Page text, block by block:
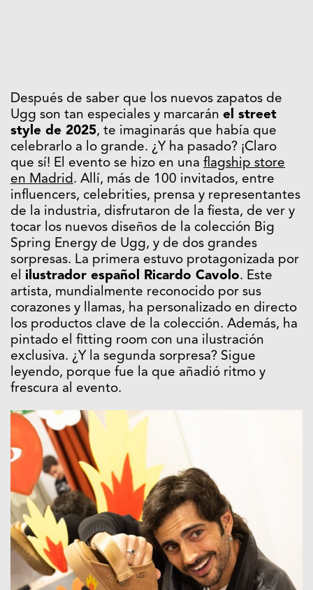
Después de saber que los nuevos zapatos de
Ugg son tan especiales y marcarán el street
style de 2025, te imaginarás que había que
celebrarlo a lo grande. ¿Y ha pasado? ¡Claro
que sí! El evento se hizo en una flagship store
en Madrid . Allí, más de 100 invitados, entre
influencers, celebrities, prensa y representantes
de la industria, disfrutaron de la fiesta, de ver y
tocar los nuevos diseños de la colección Big
Spring Energy de Ugg, y de dos grandes
sorpresas. La primera estuvo protagonizada por
el ilustrador español Ricardo Cavolo. Este
artista, mundialmente reconocido por sus
corazones y llamas, ha personalizado en directo
los productos clave de la colección. Además, ha
pintado el fitting room con una ilustración
exclusiva. ¿Y la segunda sorpresa? Sigue
leyendo, porque fue la que añadió ritmo y
frescura al evento.